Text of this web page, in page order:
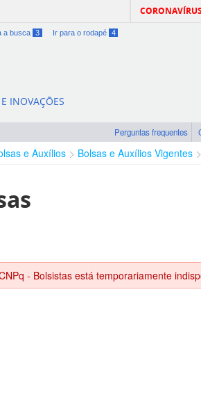
a busca 3 Ir para o rodapé 4
INOVAÇÕES
Perguntas frequentes
e Auxílios Bolsas e Auxílios Vigentes
- Bolsistas está temporariamente